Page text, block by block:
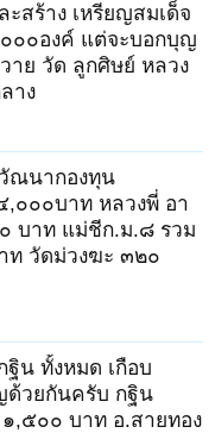
สร้าง เหรียญสมเด็จ
๐๐องค์ แต่จะบอกบุญ
าย วัด ลูกศิษย์ หลวง
าง
ณนากองทุน
,๐๐๐บาท หลวงพี่ อา
บาท แม่ชีก.ม.๘ รวม
ท วัดม่วงฆะ ๓๒๐
น ทั้งหมด เกือบ
วยกันครับ กฐิน
,๕๐๐ บาท อ.สายทอง